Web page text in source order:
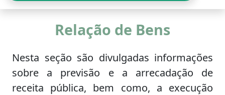
Relação de Bens
Nesta seção são divulgadas informações
sobre a previsão e a arrecadação de
receita pública, bem como, a execução